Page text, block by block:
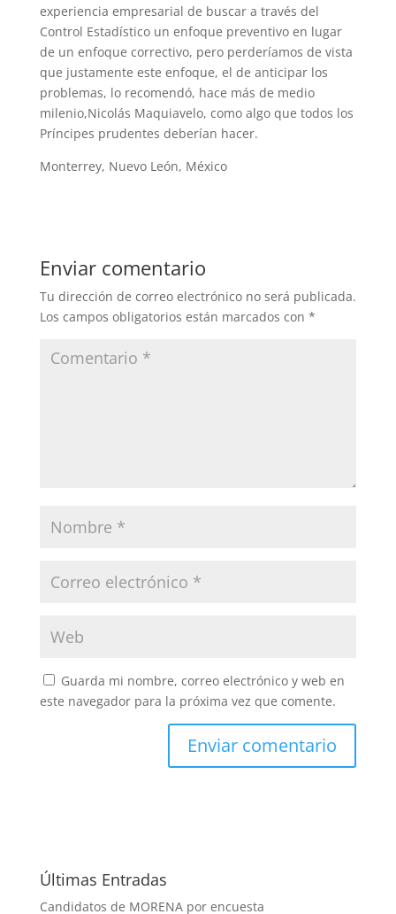
experiencia empresarial de buscar a través del
Control Estadístico un enfoque preventivo en lugar
de un enfoque correctivo, pero perderíamos de vista
que justamente este enfoque, el de anticipar los
problemas, lo recomendó, hace más de medio
milenio,Nicolás Maquiavelo, como algo que todos los
Príncipes prudentes deberían hacer.
Monterrey, Nuevo León, México
Enviar comentario
Tu dirección de correo electrónico no será publicada.
Los campos obligatorios están marcados con *
Guarda mi nombre, correo electrónico y web en
este navegador para la próxima vez que comente.
Últimas Entradas
Candidatos de MORENA por encuesta